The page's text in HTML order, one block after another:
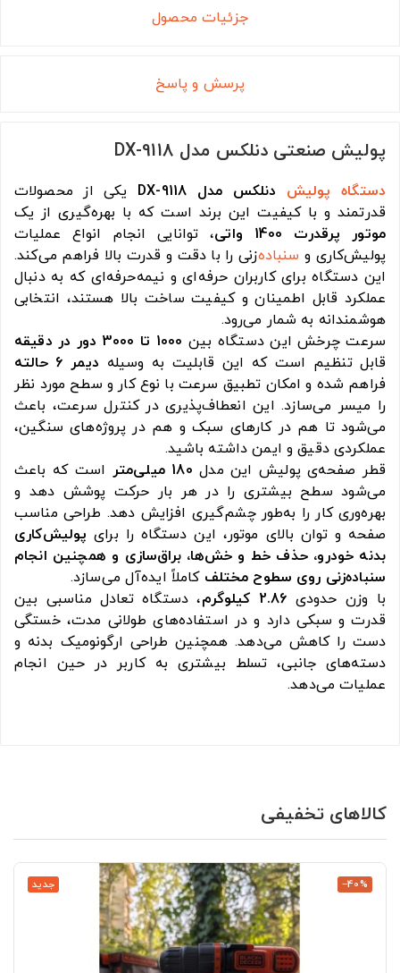
جزئیات محصول
پرسش و پاسخ
پولیش صنعتی دنلکس مدل DX-9118
دستگاه پولیش دنلکس مدل DX-9118
یکی از محصولات
قدرتمند و با کیفیت این برند است که با بهره‌گیری از یک
موتور پرقدرت 1400 واتی
، توانایی انجام انواع عملیات
پولیش‌کاری و سنباده‌زنی را با دقت و قدرت بالا فراهم می‌کند.
این دستگاه برای کاربران حرفه‌ای و نیمه‌حرفه‌ای که به دنبال
عملکرد قابل اطمینان و کیفیت ساخت بالا هستند، انتخابی
هوشمندانه به شمار می‌رود.
سرعت چرخش این دستگاه بین 1000 تا 3000 دور در دقیقه
قابل تنظیم است که این قابلیت به وسیله دیمر 6 حالته
فراهم شده و امکان تطبیق سرعت با نوع کار و سطح مورد نظر
را میسر می‌سازد. این انعطاف‌پذیری در کنترل سرعت، باعث
می‌شود تا هم در کارهای سبک و هم در پروژه‌های سنگین،
عملکردی دقیق و ایمن داشته باشید.
قطر صفحه‌ی پولیش این مدل 180 میلی‌متر
است که باعث
می‌شود سطح بیشتری را در هر بار حرکت پوشش دهد و
بهره‌وری کار را به‌طور چشم‌گیری افزایش دهد. طراحی مناسب
صفحه و توان بالای موتور، این دستگاه را برای پولیش‌کاری
بدنه خودرو، حذف خط و خش‌ها، براق‌سازی و همچنین انجام
سنباده‌زنی روی سطوح مختلف کاملاً ایده‌آل می‌سازد.
با وزن حدودی 2.86 کیلوگرم
، دستگاه تعادل مناسبی بین
قدرت و سبکی دارد و در استفاده‌های طولانی مدت، خستگی
دست را کاهش می‌دهد. همچنین طراحی ارگونومیک بدنه و
دسته‌های جانبی، تسلط بیشتری به کاربر در حین انجام
عملیات می‌دهد.
کالاهای تخفیفی
جدید ‎−40%